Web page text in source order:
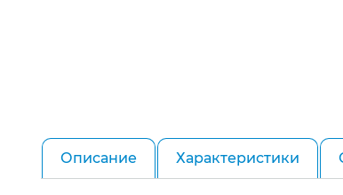
Описание Характеристики